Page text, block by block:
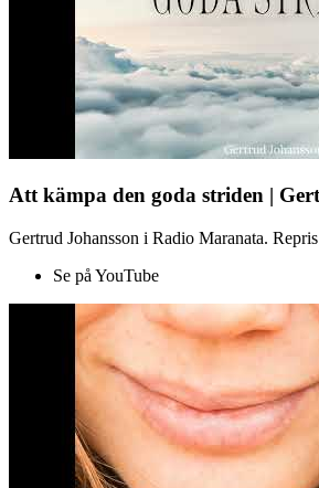
Att kämpa den goda striden |
Gertrud Johansson i Radio Maranata.
Se på YouTube